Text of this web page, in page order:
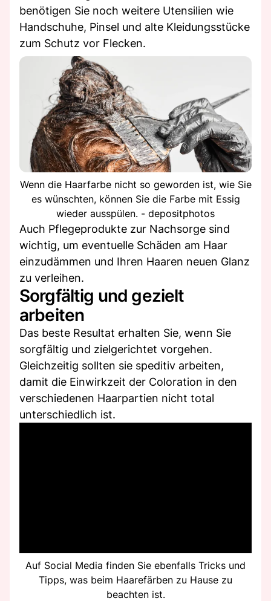
benötigen Sie noch weitere Utensilien wie
Handschuhe, Pinsel und alte Kleidungsstücke
zum Schutz vor Flecken.
Wenn die Haarfarbe nicht so geworden ist, wie Sie
es wünschten, können Sie die Farbe mit Essig
wieder ausspülen. - depositphotos
Auch Pflegeprodukte zur Nachsorge sind
wichtig, um eventuelle Schäden am Haar
einzudämmen und Ihren Haaren neuen Glanz
zu verleihen.
Sorgfältig und gezielt
arbeiten
Das beste Resultat erhalten Sie, wenn Sie
sorgfältig und zielgerichtet vorgehen.
Gleichzeitig sollten sie speditiv arbeiten,
damit die Einwirkzeit der Coloration in den
verschiedenen Haarpartien nicht total
unterschiedlich ist.
Auf Social Media finden Sie ebenfalls Tricks und
Tipps, was beim Haarefärben zu Hause zu
beachten ist.